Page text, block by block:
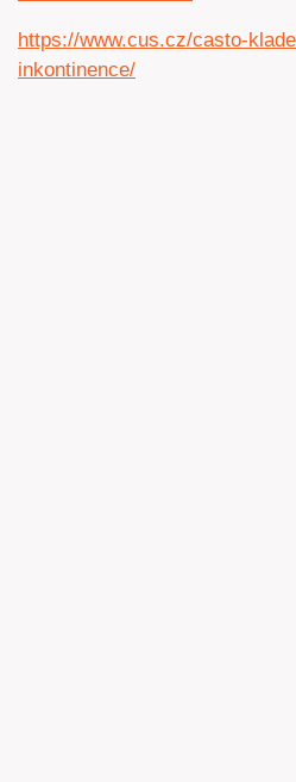
https://www.cus.cz/casto-
inkontinence/